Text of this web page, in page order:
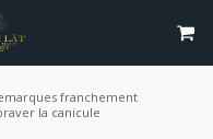
franchement
la canicule